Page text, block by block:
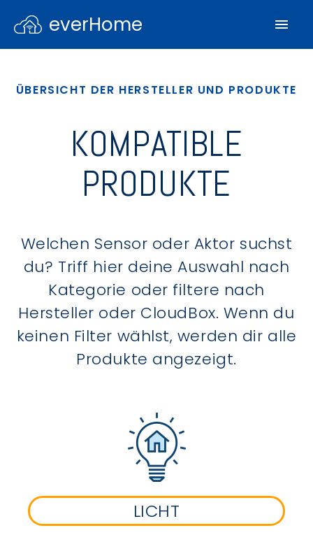
everHome
ÜBERSICHT DER HERSTELLER UND PRODUKTE
KOMPATIBLE
PRODUKTE
Welchen Sensor oder Aktor suchst
du? Triff hier deine Auswahl nach
Kategorie oder filtere nach
Hersteller oder CloudBox. Wenn du
keinen Filter wählst, werden dir alle
Produkte angezeigt.
LICHT